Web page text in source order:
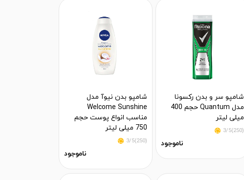
شامپو سر و بدن رکسونا
مدل Quantum حجم 400
میلی لیتر
(250)3/5
ناموجود
شامپو بدن نیوآ مدل
Welcome Sunshine
مناسب انواع پوست حجم
750 میلی لیتر
(250)3/5
ناموجود